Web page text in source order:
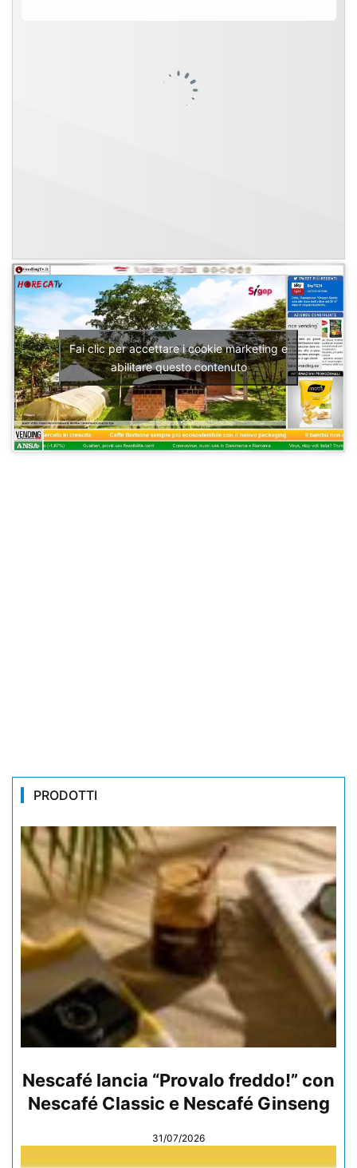
Fai clic per accettare i cookie marketing e
abilitare questo contenuto
PRODOTTI
Nescafé lancia “Provalo freddo!” con
Nescafé Classic e Nescafé Ginseng
31/07/2026